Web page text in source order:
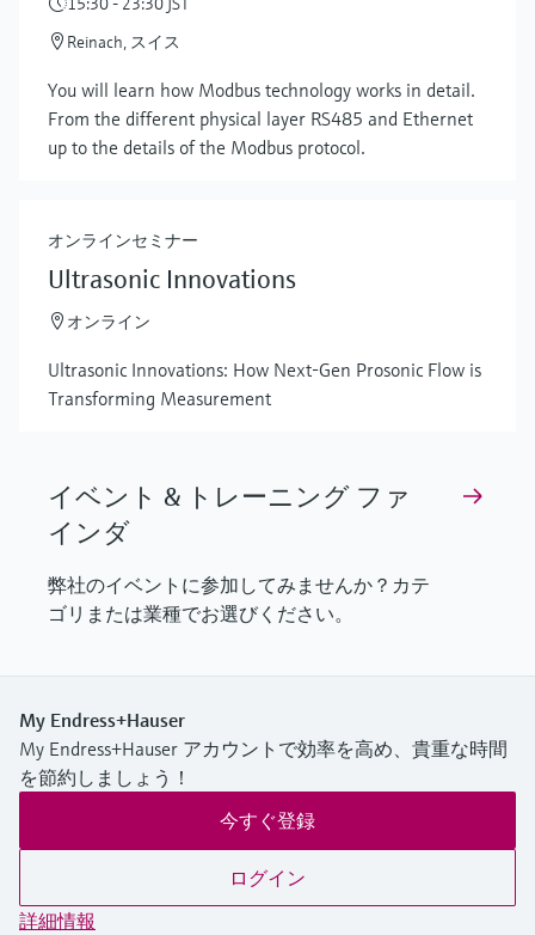
Reinach, スイス
You will learn how Modbus technology works in detail.
From the different physical layer RS485 and Ethernet
up to the details of the Modbus protocol.
オンラインセミナー
Ultrasonic Innovations
オンライン
Ultrasonic Innovations: How Next-Gen Prosonic Flow is
Transforming Measurement
イベント & トレーニング ファ
インダ
弊社のイベントに参加してみませんか？カテ
ゴリまたは業種でお選びください。
My Endress+Hauser
My Endress+Hauser アカウントで効率を高め、貴重な時間
を節約しましょう！
今すぐ登録
ログイン
詳細情報